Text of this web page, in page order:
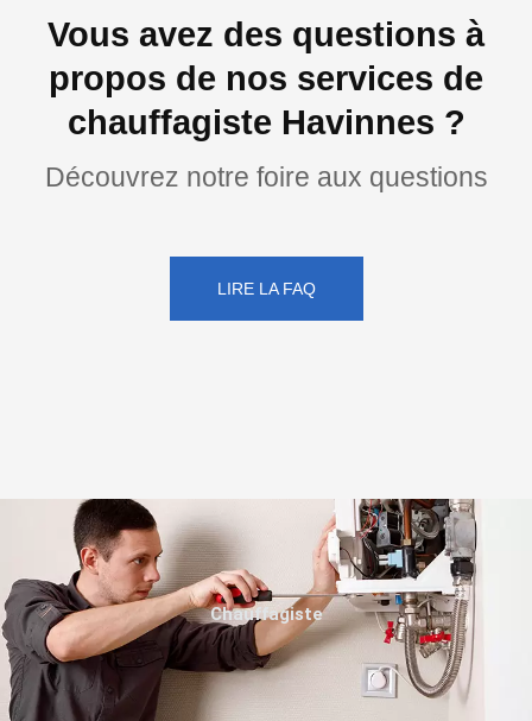
Vous avez des questions à
propos de nos services de
chauffagiste Havinnes ?
Découvrez notre foire aux questions
LIRE LA FAQ
Chauffagiste